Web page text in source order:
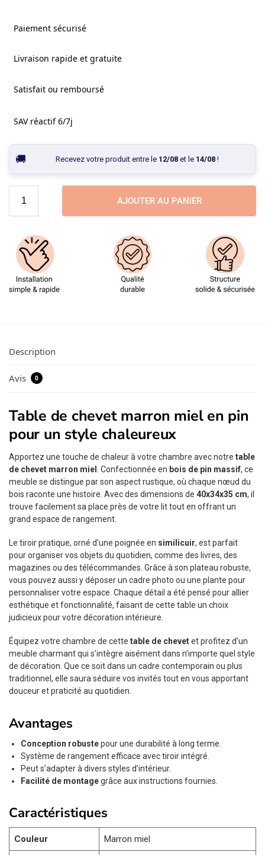
Paiement sécurisé
Livraison rapide et gratuite
Satisfait ou remboursé
SAV réactif 6/7j
Recevez votre produit entre le 12/08et le 14/08!
AJOUTER AU PANIER
Description
Avis 0
Table de chevet marron miel en pin
pour un style chaleureux
Apportez une touche de chaleur à votre chambre avec notre table
de chevet marron miel . Confectionnée en bois de pin massif, ce
meuble se distingue par son aspect rustique, où chaque nœud du
bois raconte une histoire. Avec des dimensions de 40x34x35 cm, il
trouve facilement sa place près de votre lit tout en offrant un
grand espace de rangement.
Le tiroir pratique, orné d’une poignée en similicuir, est parfait
pour organiser vos objets du quotidien, comme des livres, des
magazines ou des télécommandes. Grâce à son plateau robuste,
vous pouvez aussi y déposer un cadre photo ou une plante pour
personnaliser votre espace. Chaque détail a été pensé pour allier
esthétique et fonctionnalité, faisant de cette table un choix
judicieux pour votre décoration intérieure.
Équipez votre chambre de cette table de chevetet profitez d’un
meuble charmant qui s’intègre aisément dans n’importe quel style
de décoration. Que ce soit dans un cadre contemporain ou plus
traditionnel, elle saura séduire vos invités tout en vous apportant
douceur et praticité au quotidien.
Avantages
Conception robustepour une durabilité à long terme.
Système de rangement efficace avec tiroir intégré.
Peut s’adapter à divers styles d’intérieur.
Facilité de montagegrâce aux instructions fournies.
Caractéristiques
Couleur Marron miel